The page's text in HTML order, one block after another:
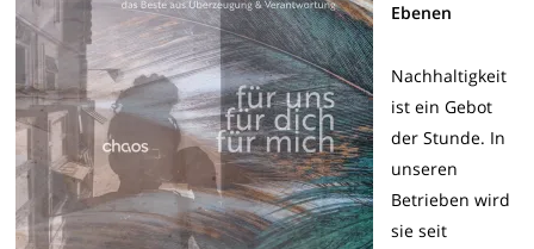
Ebenen
Nachhaltigkeit
ist ein Gebot
der Stunde. In
unseren
Betrieben wird
sie seit